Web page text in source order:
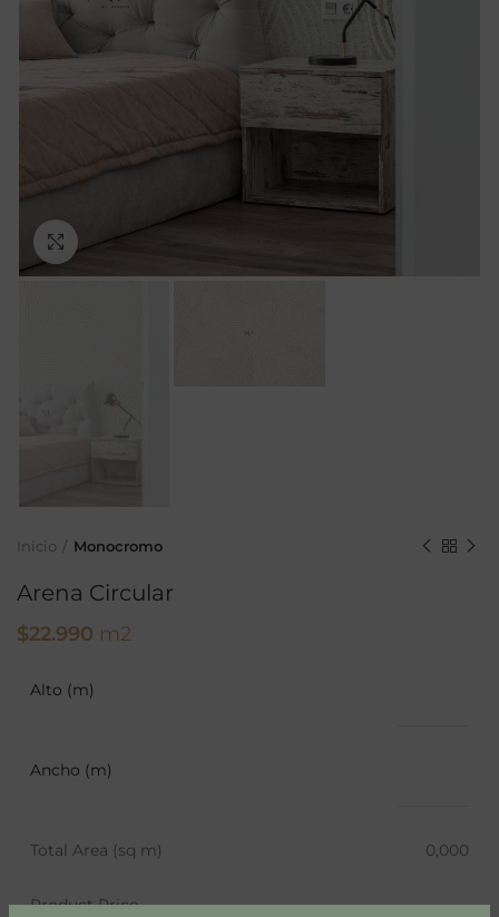
Ampliar
Inicio Monocromo
Arena Circular
$22.990 m2
Alto (m)
Ancho (m)
Total Area (sq m) 0,000
Product Price